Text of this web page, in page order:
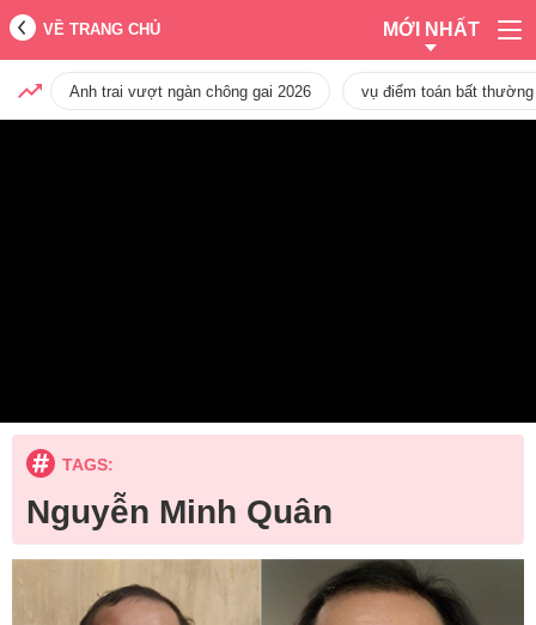
VỀ TRANG CHỦ MỚI NHẤT
Anh trai vượt ngàn chông gai 2026 vụ điểm toán bất
TAGS:
Nguyễn Minh Quân